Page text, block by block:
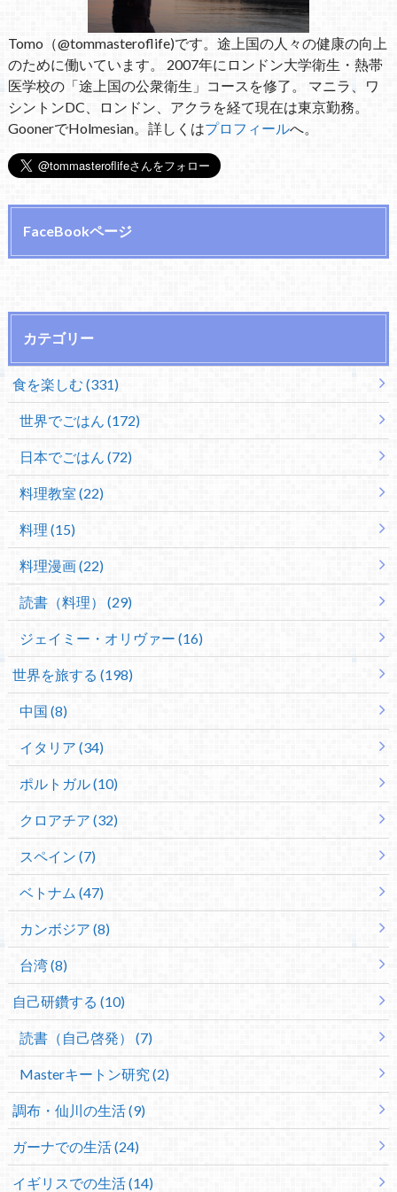
Tomo（@tommasteroflife)です。途上国の人々の健康の向上
のために働いています。 2007年にロンドン大学衛生・熱帯
医学校の「途上国の公衆衛生」コースを修了。 マニラ、ワ
シントンDC、ロンドン、アクラを経て現在は東京勤務。
GoonerでHolmesian。詳しくはプロフィールへ。
FaceBookページ
カテゴリー
食を楽しむ (331)
世界でごはん (172)
日本でごはん (72)
料理教室 (22)
料理 (15)
料理漫画 (22)
読書（料理） (29)
ジェイミー・オリヴァー (16)
世界を旅する (198)
中国 (8)
イタリア (34)
ポルトガル (10)
クロアチア (32)
スペイン (7)
ベトナム (47)
カンボジア (8)
台湾 (8)
自己研鑽する (10)
読書（自己啓発） (7)
Masterキートン研究 (2)
調布・仙川の生活 (9)
ガーナでの生活 (24)
イギリスでの生活 (14)